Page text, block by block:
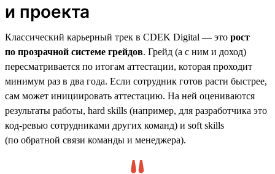
и проекта
Классический карьерный трек в CDEK Digital — это рост
по прозрачной системе грейдов. Грейд (а с ним и доход)
пересматривается по итогам аттестации, которая проходит
минимум раз в два года. Если сотрудник готов расти быстрее,
сам может инициировать аттестацию. На ней оцениваются
результаты работы, hard skills (например, для разработчика это
код-ревью сотрудниками других команд) и soft skills
(по обратной связи команды и менеджера).